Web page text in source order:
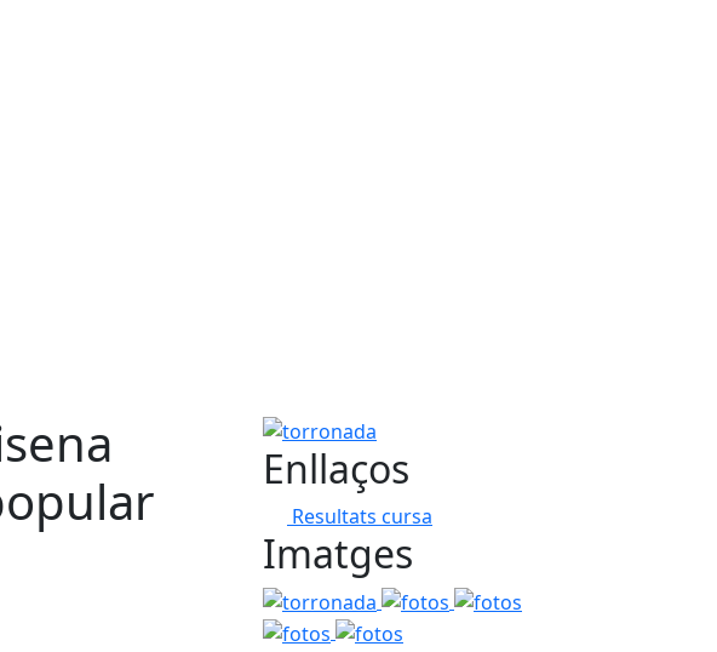
torronada
Enllaços
Resultats cursa
Imatges
torronada fotos fotos
fotos